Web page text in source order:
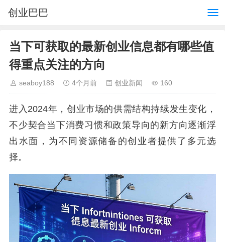
创业巴巴
当下可获取的最新创业信息都有哪些值
得重点关注的方向
seaboy188 4个月前 创业新闻 160
进入2024年，创业市场的供需结构持续发生变化，
不少契合当下消费习惯和政策导向的新方向逐渐浮
出水面，为不同资源储备的创业者提供了多元选
择。